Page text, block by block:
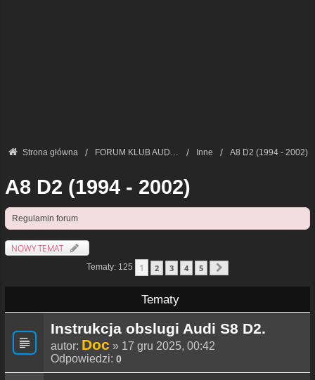
Strona główna FORUM KLUB AUDI A8 - FORUM TECHNICZNE Inne A8 D2 (1994 - 2002)
A8 D2 (1994 - 2002)
Regulamin forum
NOWY TEMAT
Tematy: 125 1 2 3 4 5
Tematy
Instrukcja obslugi Audi S8 D2.
autor: Doc » 17 gru 2025, 00:42
Odpowiedzi: 0